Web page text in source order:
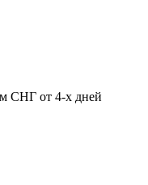
СНГ от 4-х дней